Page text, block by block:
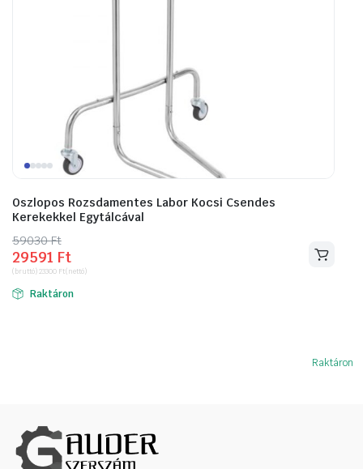
Oszlopos Rozsdamentes Labor Kocsi Csendes
Kerekekkel Egytálcával
59030Ft
Original
price
was:
59030 Ft.
29591 Ft
Current
price
is:
29591 Ft.
(bruttó)23300 Ft(nettó)
Raktáron
Raktáron